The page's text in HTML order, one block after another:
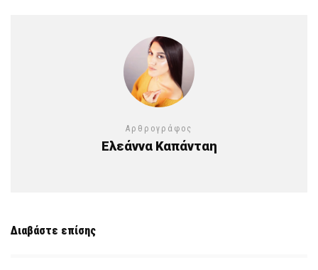
Αρθρογράφος
Ελεάννα Καπάνταη
Διαβάστε επίσης